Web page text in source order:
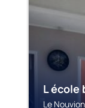
L école
Le